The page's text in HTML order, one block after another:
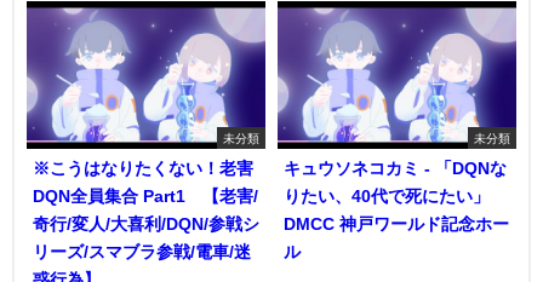
未分類
※こうはなりたくない！老害
DQN全員集合 Part1 【老害/
奇行/変人/大喜利/DQN/参戦シ
リーズ/スマブラ参戦/電車/迷
未分類
キュウソネコカミ - 「DQNな
りたい、40代で死にたい」
DMCC 神戸ワールド記念ホー
ル